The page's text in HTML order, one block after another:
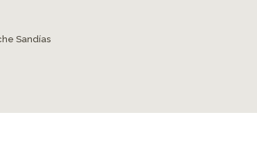
Sandías